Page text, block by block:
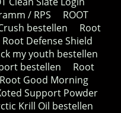
/ RPS
ROOT
bestellen
Root
Root Defense Shield
my youth bestellen
bestellen
Root
Root Good Morning
Support Powder
Krill Oil bestellen